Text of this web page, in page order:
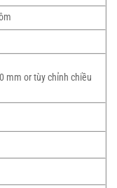
mm or tùy chỉnh chiều